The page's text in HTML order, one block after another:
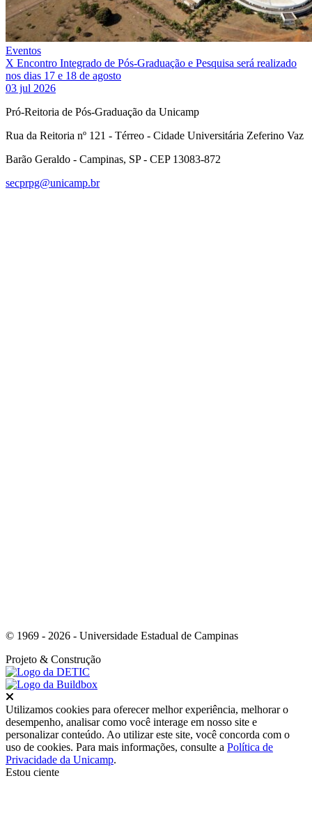
Eventos
X Encontro Integrado de Pós-Graduação e Pesquisa será realizado
nos dias 17 e 18 de agosto
03 jul 2026
Pró-Reitoria de Pós-Graduação da Unicamp
Rua da Reitoria nº 121 - Térreo - Cidade Universitária Zeferino Vaz
Barão Geraldo - Campinas, SP - CEP 13083-872
secprpg@unicamp.br
© 1969 - 2026 - Universidade Estadual de Campinas
Projeto & Construção
Utilizamos cookies para oferecer melhor experiência, melhorar o
desempenho, analisar como você interage em nosso site e
personalizar conteúdo. Ao utilizar este site, você concorda com o
uso de cookies. Para mais informações, consulte a Política de
Privacidade da Unicamp.
Estou ciente